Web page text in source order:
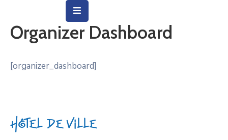
Quotidienne
Organizer Dashboard
[organizer_dashboard]
Hôtel de Ville